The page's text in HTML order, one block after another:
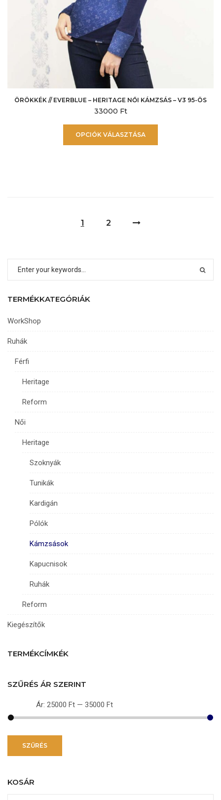
ÖRÖKKÉK // EVERBLUE – HERITAGE NŐI KÁMZSÁS – V3 95-ÖS
33000 Ft
OPCIÓK VÁLASZTÁSA
ki
1 2
TERMÉKKATEGÓRIÁK
WorkShop
Ruhák
Férfi
Heritage
Reform
Női
Heritage
Szoknyák
Tunikák
Kardigán
Pólók
Kámzsások
Kapucnisok
Ruhák
Reform
Kiegészítők
TERMÉKCÍMKÉK
SZŰRÉS ÁR SZERINT
ár
ár
SZŰRÉS
Ár: 25000 Ft — 35000 Ft
KOSÁR